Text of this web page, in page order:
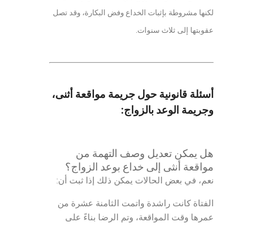
لكنها مشروطة بإثبات الخداع وفض البكارة، وقد تصل
عقوبتها إلى ثلاث سنوات.
أسئلة قانونية حول جريمة مواقعة أثنى،
وجريمة الوعد بالزواج:
هل يمكن تعديل وصف التهمة من
مواقعة أنثى إلى خداع بوعد الزواج؟
نعم، في بعض الحالات يمكن ذلك إذا ثبت أن:
الفتاة كانت راشدة واتمت الثامنة عشرة من
عمرها وقت المواقعة، وتم الرضا بناءً على